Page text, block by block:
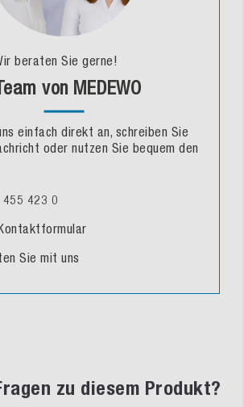
beraten Sie gerne!
von MEDEWO
einfach direkt an, schreiben Sie
oder nutzen Sie bequem den
455 423 0
Sie mit uns
zu diesem Produkt?